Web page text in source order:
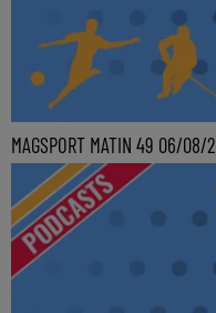
MAGSPORT MATIN 49 06/08/